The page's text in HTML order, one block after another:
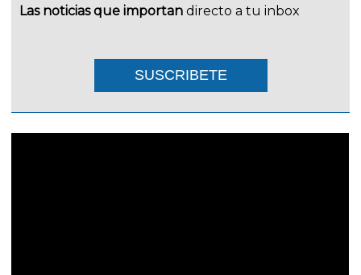
Las noticias que importan directo a tu inbox
SUSCRIBETE